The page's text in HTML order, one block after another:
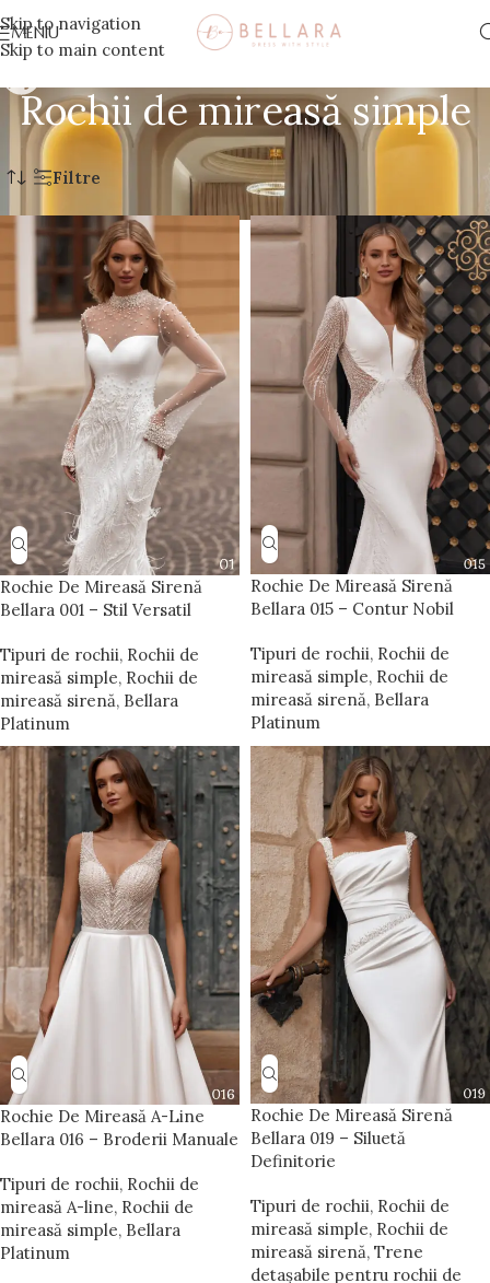
Skip to navigation
Skip to main content
MENIU
Rochii de mireasă simple
Prima pagină Tipuri de rochii/Rochii de mireasă simple
Filtre
Rochie De Mireasă Sirenă
Bellara 001 – Stil Versatil
Tipuri de rochii, Rochii de
mireasă simple, Rochii de
mireasă sirenă, Bellara
Platinum
Rochie De Mireasă Sirenă
Bellara 015 – Contur Nobil
Tipuri de rochii, Rochii de
mireasă simple, Rochii de
mireasă sirenă, Bellara
Platinum
Rochie De Mireasă A-Line
Bellara 016 – Broderii Manuale
Tipuri de rochii, Rochii de
mireasă A-line, Rochii de
mireasă simple, Bellara
Platinum
Rochie De Mireasă Sirenă
Bellara 019 – Siluetă
Definitorie
Tipuri de rochii, Rochii de
mireasă simple, Rochii de
mireasă sirenă, Trene
detașabile pentru rochii de